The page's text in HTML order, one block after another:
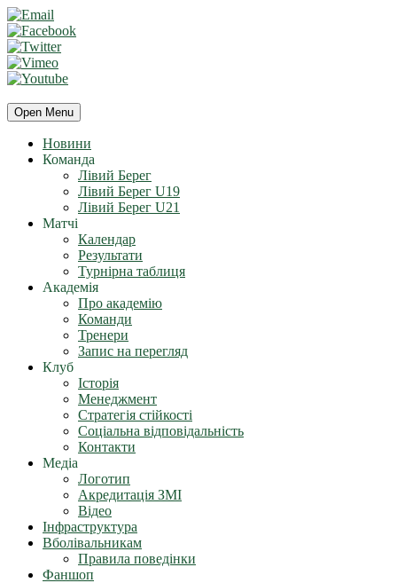
Open Menu
Новини
Команда
Лівий Берег
Лівий Берег U19
Лівий Берег U21
Матчі
Календар
Результати
Турнірна таблиця
Академія
Про академію
Команди
Тренери
Запис на перегляд
Клуб
Історія
Менеджмент
Стратегія стійкості
Соціальна відповідальність
Контакти
Медіа
Логотип
Акредитація ЗМІ
Відео
Інфраструктура
Вболівальникам
Правила поведінки
Фаншоп